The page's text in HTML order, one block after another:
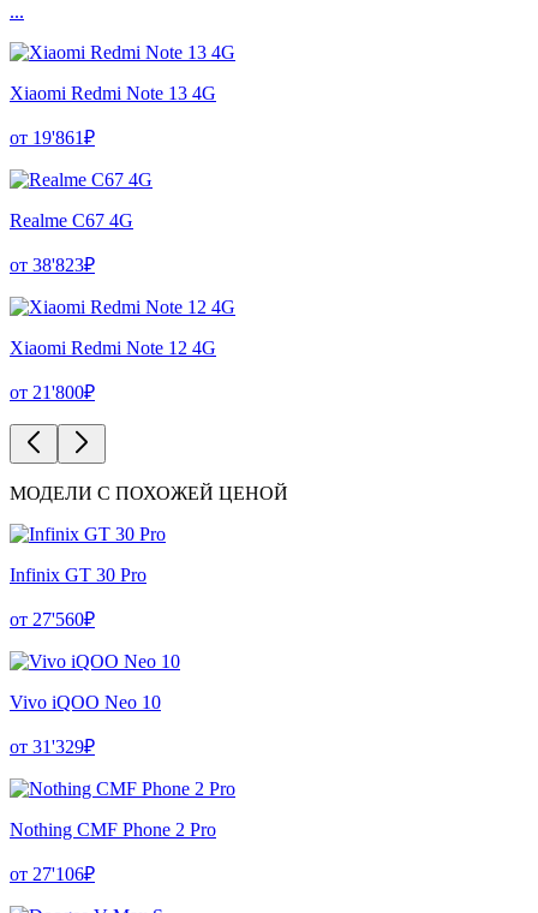
...
Xiaomi Redmi Note 13 4G
от 19'861₽
Realme C67 4G
от 38'823₽
Xiaomi Redmi Note 12 4G
от 21'800₽
МОДЕЛИ С ПОХОЖЕЙ ЦЕНОЙ
Infinix GT 30 Pro
от 27'560₽
Vivo iQOO Neo 10
от 31'329₽
Nothing CMF Phone 2 Pro
от 27'106₽